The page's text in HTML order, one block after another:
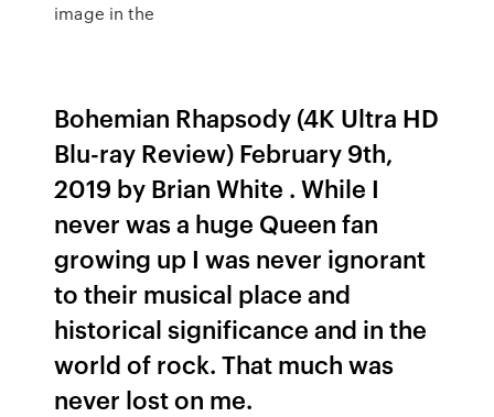
image in the
Bohemian Rhapsody (4K Ultra HD
Blu-ray Review) February 9th,
2019 by Brian White . While I
never was a huge Queen fan
growing up I was never ignorant
to their musical place and
historical significance and in the
world of rock. That much was
never lost on me.